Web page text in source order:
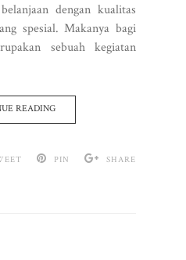
dengan kualitas
spesial. Makanya bagi
sebuah kegiatan
READING
PIN SHARE